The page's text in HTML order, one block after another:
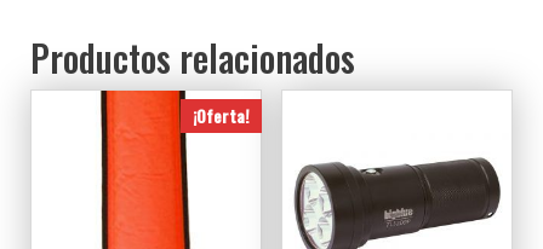
Productos relacionados
¡Oferta!